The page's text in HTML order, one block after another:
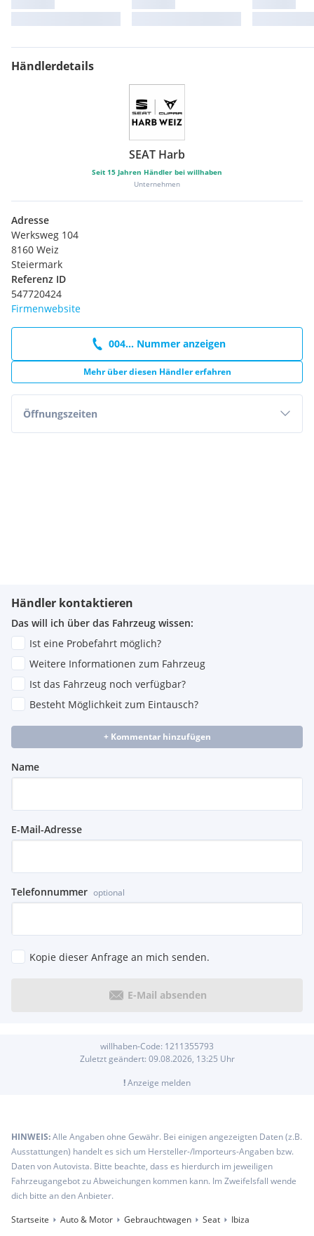
Händlerdetails
SEAT Harb
Seit 15 Jahren Händler bei willhaben
Unternehmen
Adresse
Werksweg 104
8160 Weiz
Steiermark
Referenz ID
547720424
Firmenwebsite
004... Nummer anzeigen
Mehr über diesen Händler erfahren
Öffnungszeiten
Händler kontaktieren
Das will ich über das Fahrzeug wissen:
Ist eine Probefahrt möglich?
Weitere Informationen zum Fahrzeug
Ist das Fahrzeug noch verfügbar?
Besteht Möglichkeit zum Eintausch?
+ Kommentar hinzufügen
Name
E-Mail-Adresse
Telefonnummer optional
Kopie dieser Anfrage an mich senden.
E-Mail absenden
willhaben-Code: 1211355793
Zuletzt geändert: 09.08.2026, 13:25 Uhr
!Anzeige melden
HINWEIS:Alle Angaben ohne Gewähr. Bei einigen angezeigten Daten (z.B.
Ausstattungen) handelt es sich um Hersteller-/Importeurs-Angaben bzw.
Daten von Autovista. Bitte beachte, dass es hierdurch im jeweiligen
Fahrzeugangebot zu Abweichungen kommen kann. Im Zweifelsfall wende
dich bitte an den Anbieter.
Startseite
Auto & Motor Gebrauchtwagen Seat Ibiza